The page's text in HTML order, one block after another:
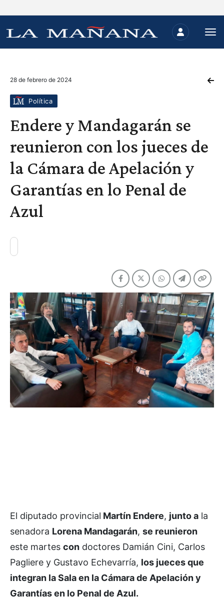
28 de febrero de 2024
Política
Endere y Mandagarán se
reunieron con los jueces de
la Cámara de Apelación y
Garantías en lo Penal de
Azul
El diputado provincial Martín Endere, junto a la
senadora Lorena Mandagarán, se reunieron
este martes con doctores Damián Cini, Carlos
Pagliere y Gustavo Echevarría, los jueces que
integran la Sala en la Cámara de Apelación y
Garantías en lo Penal de Azul.